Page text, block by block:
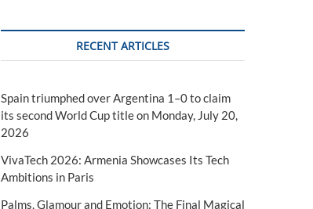
RECENT ARTICLES
Spain triumphed over Argentina 1–0 to claim
its second World Cup title on Monday, July 20,
2026
VivaTech 2026: Armenia Showcases Its Tech
Ambitions in Paris
Palms, Glamour and Emotion: The Final Magical